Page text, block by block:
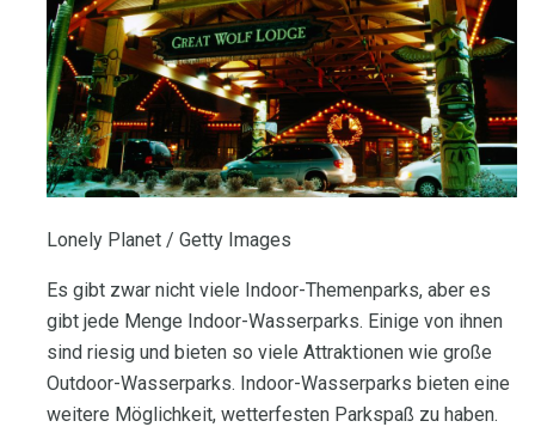
Lonely Planet / Getty Images
Es gibt zwar nicht viele Indoor-Themenparks, aber es
gibt jede Menge Indoor-Wasserparks. Einige von ihnen
sind riesig und bieten so viele Attraktionen wie große
Outdoor-Wasserparks. Indoor-Wasserparks bieten eine
weitere Möglichkeit, wetterfesten Parkspaß zu haben.